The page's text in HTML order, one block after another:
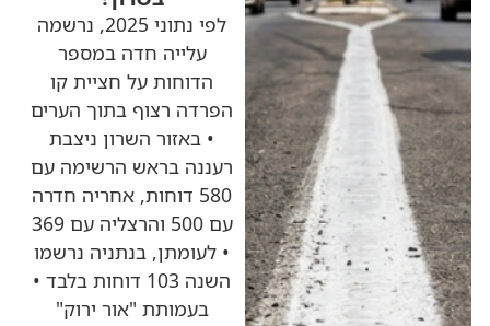
לפי נתוני 2025, נרשמה
עלייה חדה במספר
הדוחות על חציית קו
הפרדה רצוף בתוך הערים
• באזור השרון ניצבת
רעננה בראש הרשימה עם
580 דוחות, אחריה חדרה
עם 500 והרצליה עם 369
• לעומתן, בנתניה נרשמו
השנה 103 דוחות בלבד •
בעמותת "אור ירוק"